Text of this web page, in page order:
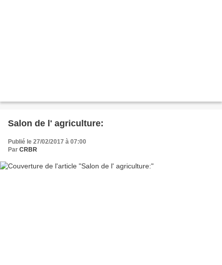
Salon de l' agriculture:
Publié le 27/02/2017 à 07:00
Par CRBR